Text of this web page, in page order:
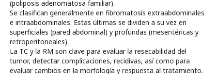
(poliposis adenomatosa familiar).
Se clasifican generalmente en fibromatosis extraabdominales
e intraabdominales. Estas últimas se dividen a su vez en
superficiales (pared abdominal) y profundas (mesentéricas y
retroperitoneales).
La TC y la RM son clave para evaluar la resecabilidad del
tumor, detectar complicaciones, recidivas, así como para
evaluar cambios en la morfología y respuesta al tratamiento.